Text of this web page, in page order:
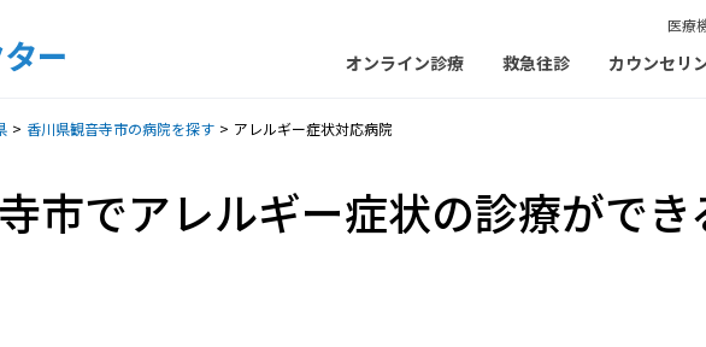
医療
オンライン診療 救急往診 カウンセリ
香川県観音寺市の病院を探す アレルギー症状対応病院
市でアレルギー症状の診療ができ